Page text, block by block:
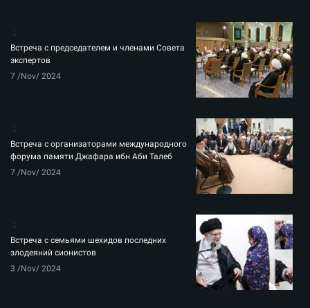
Встреча с председателем и членами Совета
экспертов
7 /Nov/ 2024
Встреча с организаторами международного
форума памяти Джафара ибн Аби Талеб
7 /Nov/ 2024
Встреча с семьями шехидов последних
злодеяний сионистов
3 /Nov/ 2024